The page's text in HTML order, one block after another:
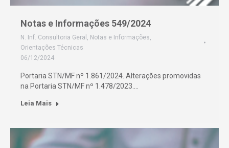
Notas e Informações 549/2024
N. Inf. Consultoria Geral , Notas e Informações,
Orientações Técnicas
06/12/2024
Portaria STN/MF nº 1.861/2024. Alterações promovidas
na Portaria STN/MF nº 1.478/2023.…
Leia Mais